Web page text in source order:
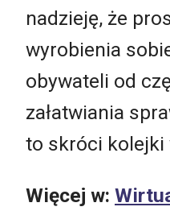
nadzieję, że
wyrobienia
obywateli od
załatwiania
to skróci kolejki
Więcej w: